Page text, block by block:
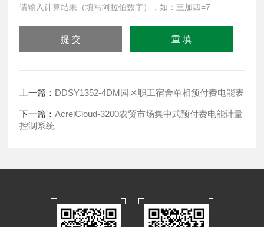
请输入计算结果（填写阿拉伯数字），如：三加四=7
上一篇： DDSY1352-4DM园区职工宿舍单相预付费电能表
下一篇：AcrelCloud-3200农贸市场集中式预付费电能计量
控制系统